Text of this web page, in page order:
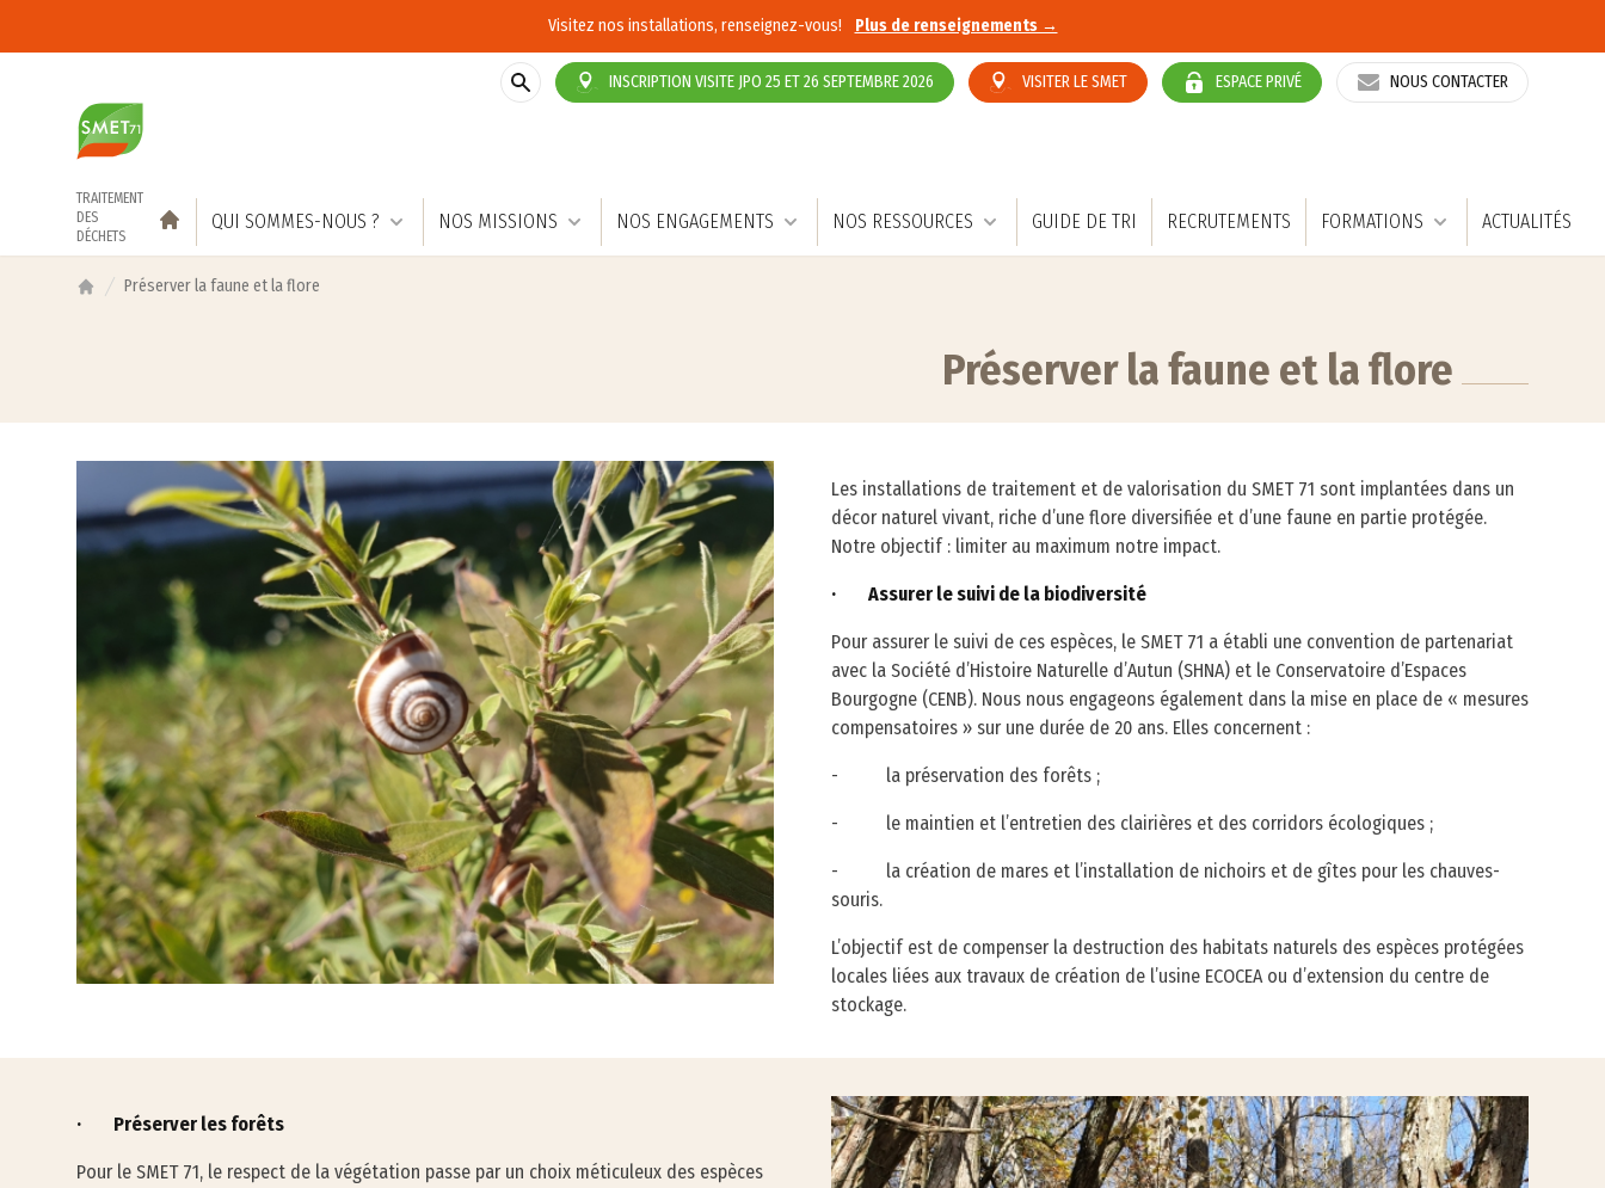
Visitez nos installations, renseignez-vous! Plus de renseignements →
RECHERCHE INSCRIPTION VISITE JPO 25 ET 26 SEPTEMBRE 2026 VISITER LE SMET ESPACE PRIVÉ NOUS CONTACTER
TRAITEMENT
DES
DÉCHETS
ACCUEILQUI SOMMES-NOUS ? NOS MISSIONS NOS ENGAGEMENTS NOS RESSOURCES GUIDE DE TRI RECRUTEMENTS FORMATIONS ACTUALITÉS
Préserver la faune et la flore
Préserver la faune et la flore
Les installations de traitement et de valorisation du SMET 71 sont implantées dans un
décor naturel vivant, riche d’une flore diversifiée et d’une faune en partie protégée.
Notre objectif : limiter au maximum notre impact.
· Assurer le suivi de la biodiversité
Pour assurer le suivi de ces espèces, le SMET 71 a établi une convention de partenariat
avec la Société d’Histoire Naturelle d’Autun (SHNA) et le Conservatoire d’Espaces
Bourgogne (CENB). Nous nous engageons également dans la mise en place de « mesures
compensatoires » sur une durée de 20 ans. Elles concernent :
- la préservation des forêts ;
- le maintien et l’entretien des clairières et des corridors écologiques ;
- la création de mares et l’installation de nichoirs et de gîtes pour les chauves-
souris.
L’objectif est de compenser la destruction des habitats naturels des espèces protégées
locales liées aux travaux de création de l’usine ECOCEA ou d’extension du centre de
stockage.
· Préserver les forêts
Pour le SMET 71, le respect de la végétation passe par un choix méticuleux des espèces